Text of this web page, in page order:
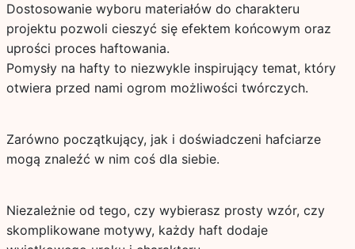
Dostosowanie wyboru materiałów do charakteru
projektu pozwoli cieszyć się efektem końcowym oraz
uprości proces haftowania.
Pomysły na hafty to niezwykle inspirujący temat, który
otwiera przed nami ogrom możliwości twórczych.
Zarówno początkujący, jak i doświadczeni hafciarze
mogą znaleźć w nim coś dla siebie.
Niezależnie od tego, czy wybierasz prosty wzór, czy
skomplikowane motywy, każdy haft dodaje